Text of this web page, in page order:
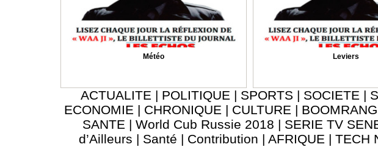
Météo Leviers
ACTUALITE | POLITIQUE | SPORTS | SOCIETE |
ECONOMIE | CHRONIQUE | CULTURE | BOOMRANG
SANTE | World Cub Russie 2018 | SERIE TV
d’Ailleurs | Santé | Contribution | AFRIQUE | TECH